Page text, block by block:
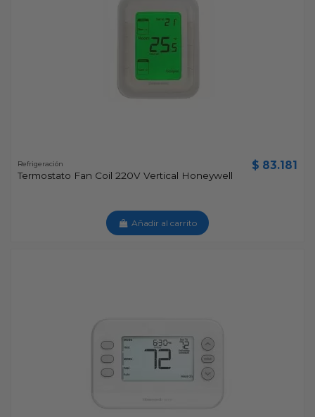
Refrigeración
Termostato Fan Coil 220V Vertical Honeywell
$ 83.181
Añadir al carrito